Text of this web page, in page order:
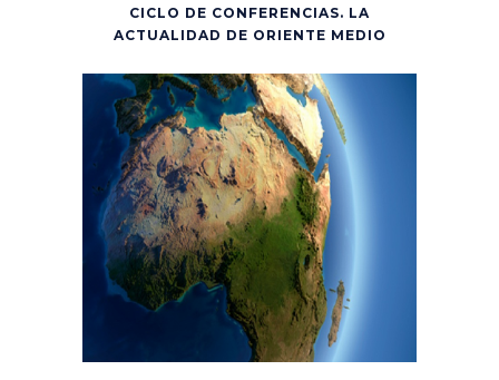
CICLO DE CONFERENCIAS. LA
ACTUALIDAD DE ORIENTE MEDIO